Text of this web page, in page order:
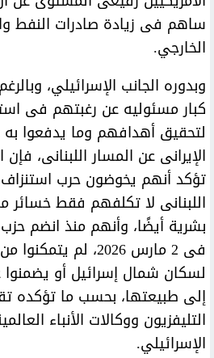
ساهم فى زيادة صادرات النفط
الخارجي.
وبدوره الجانب الإسرائيلي،
كبار مسئوليه عن رغبتهم فى
لتحقيق أهدافهم وما يدفعوا
الإيرانى عن المسار اللبنانى،
تؤكد أنهم يخوضون حرب
اللبنانى لا تكلفهم فقط خسائر
بشرية أيضًا، وأنهم منذ انضم حزب
فى 2 مارس 2026، لم
لسكان شمال إسرائيل أو يضمنوا
إلى طبيعتها، بحسب ما تؤكده
التليفزيون ووكالات الأنباء
الإسرائيلي.